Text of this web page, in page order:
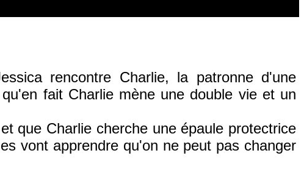
rencontre Charlie, la patronne d'une
fait Charlie mène une double vie et un
que Charlie cherche une épaule protectrice
vont apprendre qu'on ne peut pas changer